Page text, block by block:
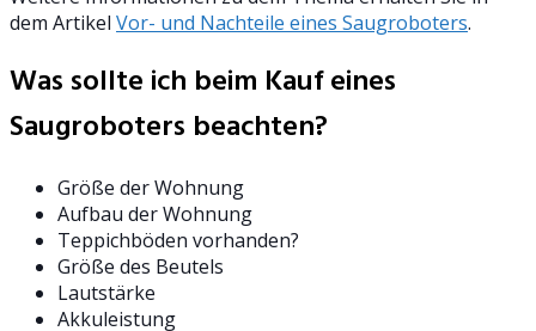
dem Artikel Vor- und Nachteile eines Saugroboters.
Was sollte ich beim Kauf eines
Saugroboters beachten?
Größe der Wohnung
Aufbau der Wohnung
Teppichböden vorhanden?
Größe des Beutels
Lautstärke
Akkuleistung